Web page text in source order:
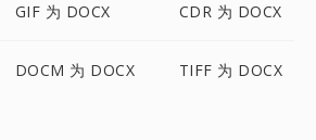
GIF 为 DOCX CDR 为 DOCX
DOCM 为 DOCX TIFF 为 DOCX